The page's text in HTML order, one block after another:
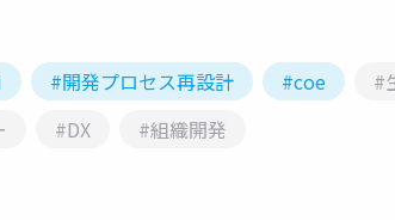
#開発プロセス再設計 #coe #
#DX #組織開発